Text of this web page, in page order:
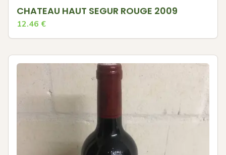
CHATEAU HAUT SEGUR ROUGE 2009
12.46 €